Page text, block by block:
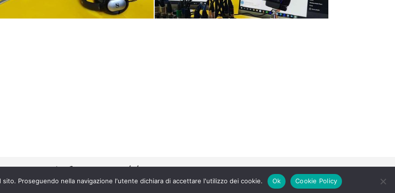
|
contratto 58/5/21
Proseguendo nella navigazione l'utente dichiara di accettare l'utilizzo dei cookie. Ok Cookie Policy